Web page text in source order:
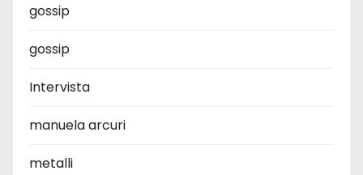
gossip
gossip
Intervista
manuela arcuri
metalli